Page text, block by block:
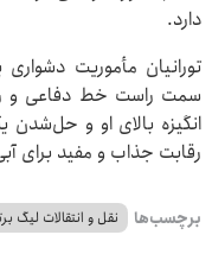
دارد.
تورانیان مأموریت
سمت راست خط دفاعی و
انگیزه بالای او و حل‌شدن
رقابت جذاب و مفید برای
برچسب‌ها نقل و انتقالات لیگ